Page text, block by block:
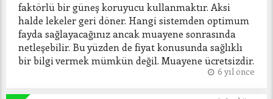
faktörlü bir güneş koruyucu kullanmaktır. Aksi
halde lekeler geri döner. Hangi sistemden optimum
fayda sağlayacağınız ancak muayene sonrasında
netleşebilir. Bu yüzden de fiyat konusunda sağlıklı
6 yıl önce